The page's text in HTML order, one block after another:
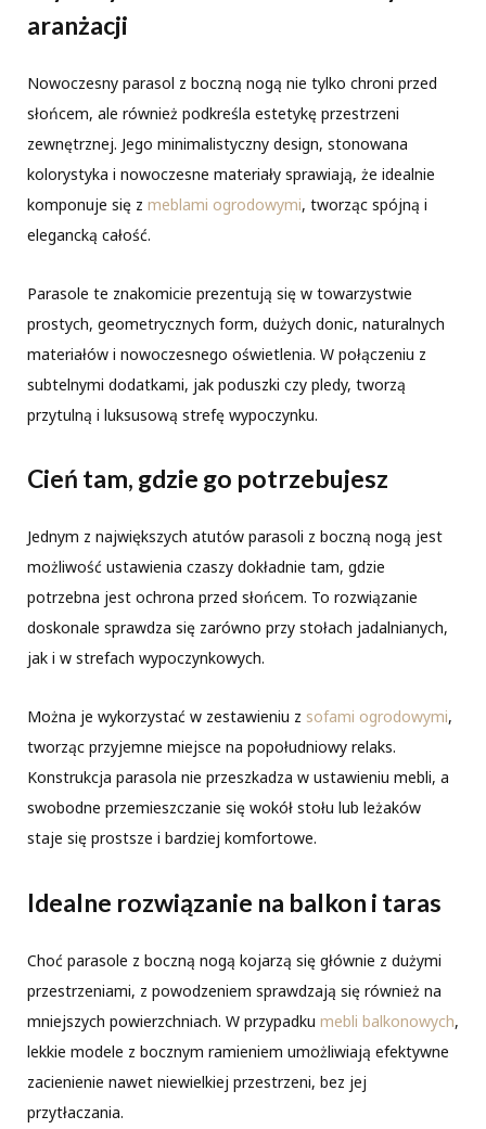
aranżacji
Nowoczesny parasol z boczną nogą nie tylko chroni przed
słońcem, ale również podkreśla estetykę przestrzeni
zewnętrznej. Jego minimalistyczny design, stonowana
kolorystyka i nowoczesne materiały sprawiają, że idealnie
komponuje się z meblami ogrodowymi, tworząc spójną i
elegancką całość.
Parasole te znakomicie prezentują się w towarzystwie
prostych, geometrycznych form, dużych donic, naturalnych
materiałów i nowoczesnego oświetlenia. W połączeniu z
subtelnymi dodatkami, jak poduszki czy pledy, tworzą
przytulną i luksusową strefę wypoczynku.
Cień tam, gdzie go potrzebujesz
Jednym z największych atutów parasoli z boczną nogą jest
możliwość ustawienia czaszy dokładnie tam, gdzie
potrzebna jest ochrona przed słońcem. To rozwiązanie
doskonale sprawdza się zarówno przy stołach jadalnianych,
jak i w strefach wypoczynkowych.
Można je wykorzystać w zestawieniu z sofami ogrodowymi,
tworząc przyjemne miejsce na popołudniowy relaks.
Konstrukcja parasola nie przeszkadza w ustawieniu mebli, a
swobodne przemieszczanie się wokół stołu lub leżaków
staje się prostsze i bardziej komfortowe.
Idealne rozwiązanie na balkon i taras
Choć parasole z boczną nogą kojarzą się głównie z dużymi
przestrzeniami, z powodzeniem sprawdzają się również na
mniejszych powierzchniach. W przypadku mebli balkonowych,
lekkie modele z bocznym ramieniem umożliwiają efektywne
zacienienie nawet niewielkiej przestrzeni, bez jej
przytłaczania.